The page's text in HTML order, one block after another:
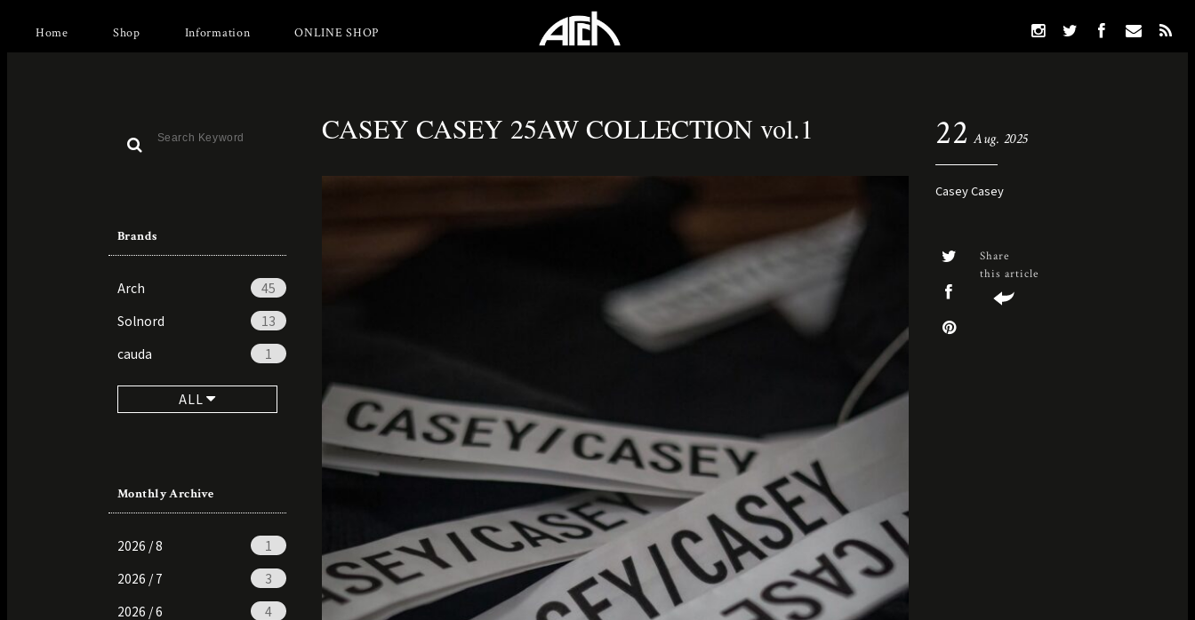
Home Shop Information ONLINE SHOP
Brands
Arch
45
Solnord
13
cauda
1
ALL
Monthly Archive
2026 / 8
1
2026 / 7
3
2026 / 6
4
CASEY CASEY 25AW COLLECTION vol.1 22 Aug. 2025
Casey Casey
Share
this article